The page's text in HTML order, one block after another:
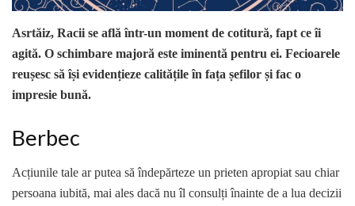
Asrtăiz, Racii se află într-un moment de cotitură, fapt ce îi
agită. O schimbare majoră este iminentă pentru ei. Fecioarele
reușesc să își evidențieze calitățile în fața șefilor și fac o
impresie bună.
Berbec
Acțiunile tale ar putea să îndepărteze un prieten apropiat sau chiar
persoana iubită, mai ales dacă nu îl consulți înainte de a lua decizii